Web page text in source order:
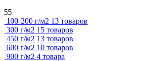
55
100-200 г/м2 13 товаров
300 г/м2 15 товаров
450 г/м2 13 товаров
600 г/м2 10 товаров
900 г/м2 4 товара